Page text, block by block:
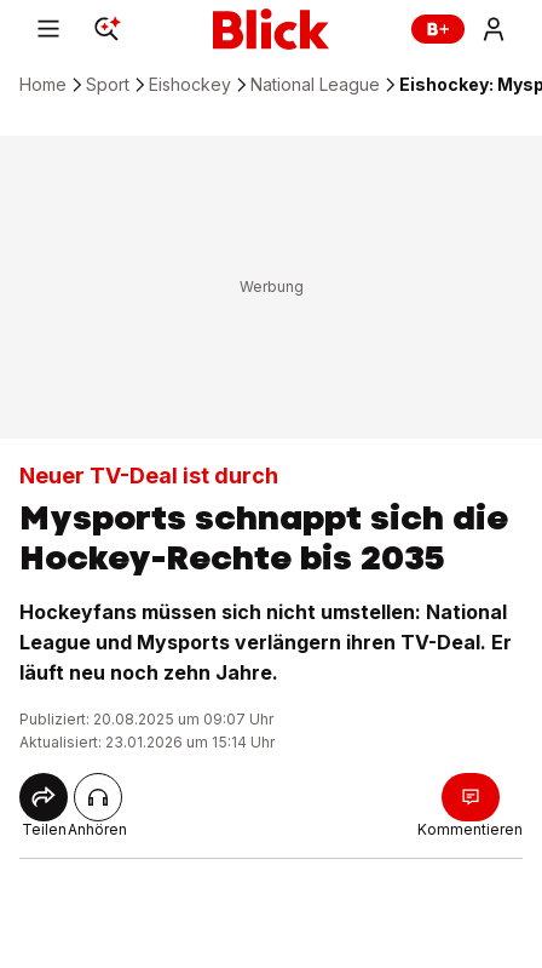
Home Sport Eishockey National League Eishockey:
Neuer TV-Deal ist durch
Mysports schnappt sich die
Hockey-Rechte bis 2035
Hockeyfans müssen sich nicht umstellen: National
League und Mysports verlängern ihren TV-Deal. Er
läuft neu noch zehn Jahre.
Publiziert: 20.08.2025 um 09:07 Uhr
Aktualisiert: 23.01.2026 um 15:14 Uhr
TeilenAnhören Kommentieren